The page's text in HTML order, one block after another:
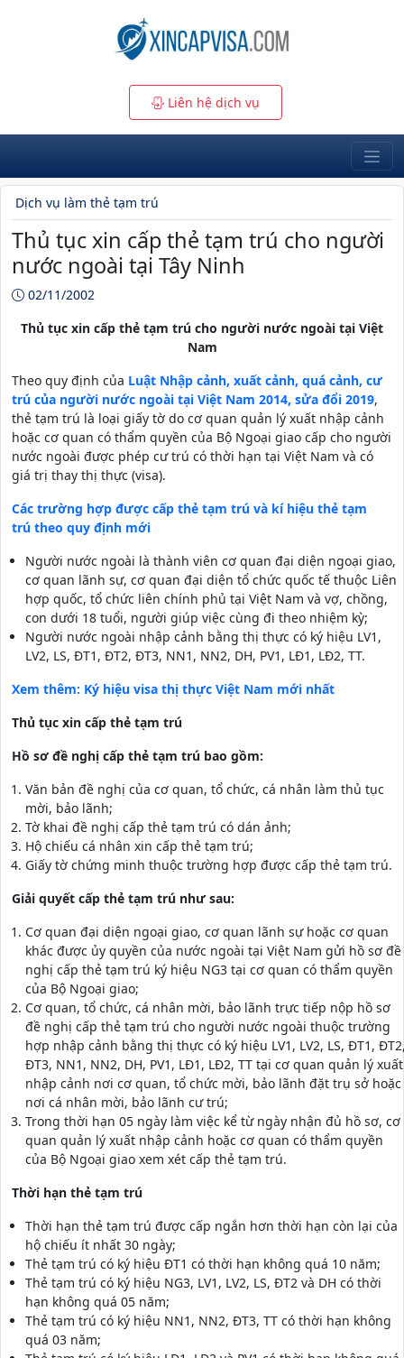
Liên hệ dịch vụ
Dịch vụ làm thẻ tạm trú
Thủ tục xin cấp thẻ tạm trú cho người
nước ngoài tại Tây Ninh
02/11/2002
Thủ tục xin cấp thẻ tạm trú cho người nước ngoài tại Việt
Nam
Theo quy định của Luật Nhập cảnh, xuất cảnh, quá cảnh, cư
trú của người nước ngoài tại Việt Nam 2014, sửa đổi 2019,
thẻ tạm trú là loại giấy tờ do cơ quan quản lý xuất nhập cảnh
hoặc cơ quan có thẩm quyền của Bộ Ngoại giao cấp cho người
nước ngoài được phép cư trú có thời hạn tại Việt Nam và có
giá trị thay thị thực (visa).
Các trường hợp được cấp thẻ tạm trú và kí hiệu thẻ tạm
trú theo quy định mới
Người nước ngoài là thành viên cơ quan đại diện ngoại giao,
cơ quan lãnh sự, cơ quan đại diện tổ chức quốc tế thuộc Liên
hợp quốc, tổ chức liên chính phủ tại Việt Nam và vợ, chồng,
con dưới 18 tuổi, người giúp việc cùng đi theo nhiệm kỳ;
Người nước ngoài nhập cảnh bằng thị thực có ký hiệu LV1,
LV2, LS, ĐT1, ĐT2, ĐT3, NN1, NN2, DH, PV1, LĐ1, LĐ2, TT.
Xem thêm: Ký hiệu visa thị thực Việt Nam mới nhất
Thủ tục xin cấp thẻ tạm trú
Hồ sơ đề nghị cấp thẻ tạm trú bao gồm:
Văn bản đề nghị của cơ quan, tổ chức, cá nhân làm thủ tục
mời, bảo lãnh;
Tờ khai đề nghị cấp thẻ tạm trú có dán ảnh;
Hộ chiếu cá nhân xin cấp thẻ tạm trú;
Giấy tờ chứng minh thuộc trường hợp được cấp thẻ tạm trú.
Giải quyết cấp thẻ tạm trú như sau:
Cơ quan đại diện ngoại giao, cơ quan lãnh sự hoặc cơ quan
khác được ủy quyền của nước ngoài tại Việt Nam gửi hồ sơ đề
nghị cấp thẻ tạm trú ký hiệu NG3 tại cơ quan có thẩm quyền
của Bộ Ngoại giao;
Cơ quan, tổ chức, cá nhân mời, bảo lãnh trực tiếp nộp hồ sơ
đề nghị cấp thẻ tạm trú cho người nước ngoài thuộc trường
hợp nhập cảnh bằng thị thực có ký hiệu LV1, LV2, LS, ĐT1,
ĐT3, NN1, NN2, DH, PV1, LĐ1, LĐ2, TT tại cơ quan quản lý xuất
nhập cảnh nơi cơ quan, tổ chức mời, bảo lãnh đặt trụ sở hoặc
nơi cá nhân mời, bảo lãnh cư trú;
Trong thời hạn 05 ngày làm việc kể từ ngày nhận đủ hồ sơ, cơ
quan quản lý xuất nhập cảnh hoặc cơ quan có thẩm quyền
của Bộ Ngoại giao xem xét cấp thẻ tạm trú.
Thời hạn thẻ tạm trú
Thời hạn thẻ tạm trú được cấp ngắn hơn thời hạn còn lại của
hộ chiếu ít nhất 30 ngày;
Thẻ tạm trú có ký hiệu ĐT1 có thời hạn không quá 10 năm;
Thẻ tạm trú có ký hiệu NG3, LV1, LV2, LS, ĐT2 và DH có thời
hạn không quá 05 năm;
Thẻ tạm trú có ký hiệu NN1, NN2, ĐT3, TT có thời hạn không
quá 03 năm;